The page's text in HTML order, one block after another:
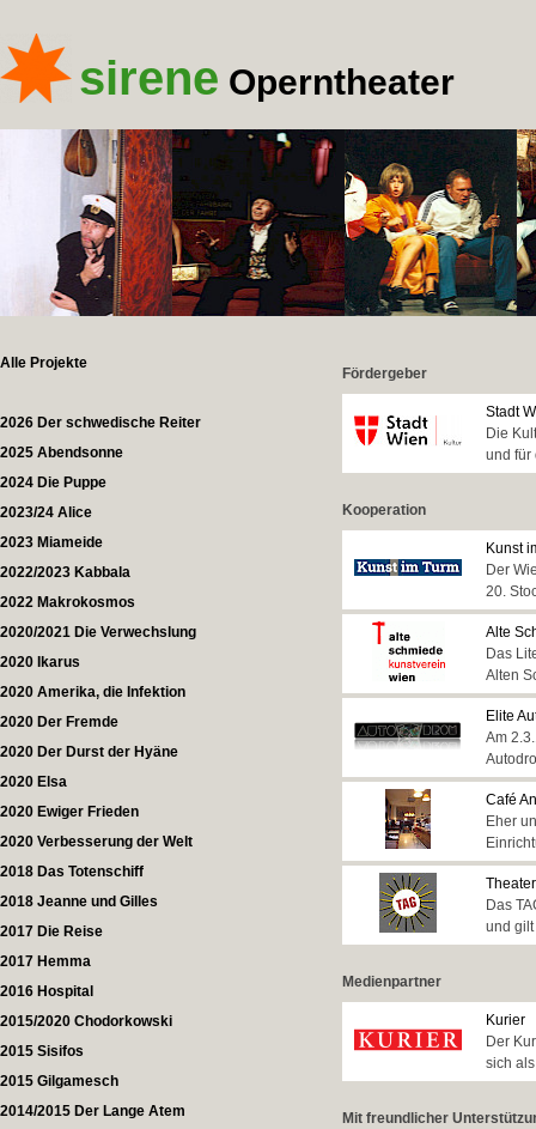
sirene Operntheater
Alle Projekte
2026 Der schwedische Reiter
2025 Abendsonne
2024 Die Puppe
2023/24 Alice
2023 Miameide
2022/2023 Kabbala
2022 Makrokosmos
2020/2021 Die Verwechslung
2020 Ikarus
2020 Amerika, die Infektion
2020 Der Fremde
2020 Der Durst der Hyäne
2020 Elsa
2020 Ewiger Frieden
2020 Verbesserung der Welt
2018 Das Totenschiff
2018 Jeanne und Gilles
2017 Die Reise
2017 Hemma
2016 Hospital
2015/2020 Chodorkowski
2015 Sisifos
2015 Gilgamesch
2014/2015 Der Lange Atem
Fördergeber
Stadt
Die
und für
Kooperation
Kunst
Der
20.
Alte
Das
Alten
Elite
Am
Café
Eher
Das
und
Medienpartner
Kurier
Der
sich
Mit freundlicher